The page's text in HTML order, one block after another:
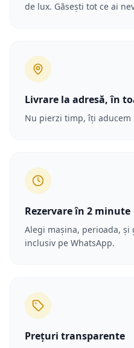
de lux. Găsești tot ce ai
Livrare la adresă, în
Nu pierzi timp, îți aducem
Rezervare în 2 minute
Alegi mașina, perioada, și
inclusiv pe WhatsApp.
Prețuri transparente